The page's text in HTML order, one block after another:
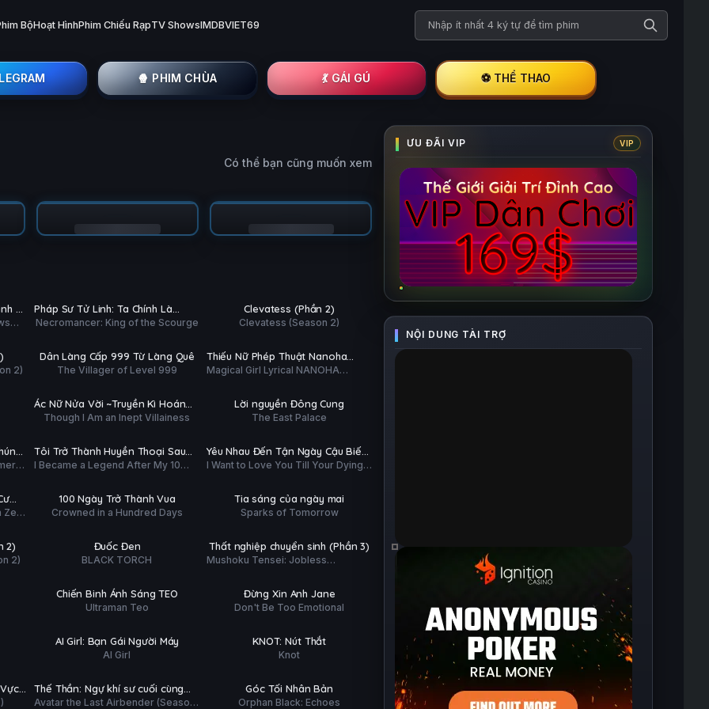
BộHoạt HìnhPhim Chiếu RạpTV ShowsIMDBVIET69 Tìm kiếm phim
🍿 PHIM CHÙA 💃 GÁI GÚ ⚽ THỂ THAO
Có thể bạn cũng muốn xem
Bị
HD
ĐỀ
Pháp Sư Tử Linh: Ta Chính Là
Thiên Tai
Necromancer: King of the Scourge
Clevatess (Phần 2)
Clevatess (Season 2)
2)
HD
Tập 5/12
Dân Làng Cấp 999 Từ Làng Quê
The Villager of Level 999
HD
ĐỀ
Tập 3/12
Thiếu Nữ Phép Thuật Nanoha
EXCEEDS
Magical Girl Lyrical NANOHA
HD
Tập 2/11
Ác Nữ Nửa Vời ~Truyền Kì Hoán
Hồn Đổi Xác~
Though I Am an Inept Villainess
T.MINH
Hoàn tất (8/8)
Lời nguyền Đông Cung
The East Palace
HD
ĐỀ
Tập 3/12
Tôi Trở Thành Huyền Thoại Sau
Trận Chiến Cuối Cùng Kéo Dài 10
I Became a Legend After My 10
HD
ĐỀ
Tập 2/13
Yêu Nhau Đến Tận Ngày Cậu Biến
Mất
I Want to Love You Till Your Dying
Zero
ĐỀ
Tập 5/25
100 Ngày Trở Thành Vua
Crowned in a Hundred Days
Tập 3/12
Tia sáng của ngày mai
Sparks of Tomorrow
2)
2)
ĐỀ
Tập 3/12
Đuốc Đen
BLACK TORCH
HD
Thất nghiệp chuyển sinh (Phần 3)
Mushoku Tensei: Jobless
Tập 1/28
Chiến Binh Ánh Sáng TEO
Ultraman Teo
Tập 4/12
Đừng Xin Anh Jane
Don't Be Too Emotional
AI Girl: Bạn Gái Người Máy
AI Girl
KNOT: Nút Thắt
Knot
HD
ĐỀ
Thế Thần: Ngự khí sư cuối cùng
(Phần 2)
Avatar the Last Airbender (Season
ĐỀ
Góc Tối Nhân Bản
Orphan Black: Echoes